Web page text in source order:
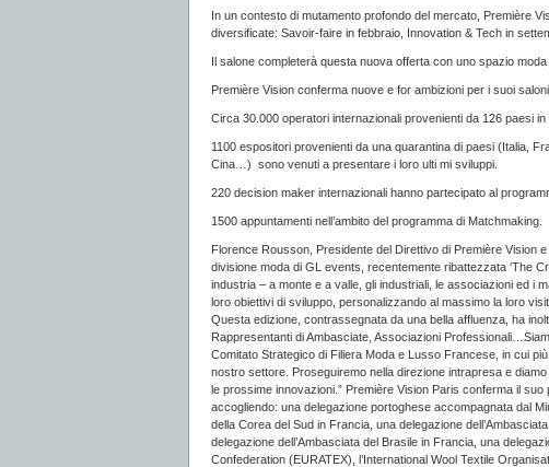
In un contesto di mutamento profondo del mercato, Première
diversificate: Savoir-faire in febbraio, Innovation & Tech in
Il salone completerà questa nuova offerta con uno spazio
Première Vision conferma nuove e for ambizioni per i suoi
Circa 30.000 operatori internazionali provenienti da 126 paesi
1100 espositori provenienti da una quarantina di paesi (Italia,
Cina…) sono venuti a presentare i loro ulti mi sviluppi.
220 decision maker internazionali hanno partecipato al
1500 appuntamenti nell’ambito del programma di Matchmaking.
Florence Rousson, Presidente del Direttivo di Première Vision
divisione moda di GL events, recentemente ribattezzata ‘The
industria – a monte e a valle, gli industriali, le associazioni ed i
loro obiettivi di sviluppo, personalizzando al massimo la loro
Questa edizione, contrassegnata da una bella affluenza, ha
Rappresentanti di Ambasciate, Associazioni
Comitato Strategico di Filiera Moda e Lusso Francese, in cui
nostro settore. Proseguiremo nella direzione intrapresa e
le prossime innovazioni.” Première Vision Paris conferma il
accogliendo: una delegazione portoghese accompagnata dal
della Corea del Sud in Francia, una delegazione
delegazione dell’Ambasciata del Brasile in Francia, una
Confederation (EURATEX), l’International Wool Textile